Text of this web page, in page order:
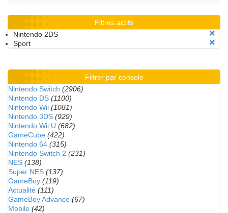
Filtres actifs
Nintendo 2DS
Sport
Filtrer par console
Nintendo Switch (2906)
Nintendo DS (1100)
Nintendo Wii (1081)
Nintendo 3DS (929)
Nintendo Wii U (682)
GameCube (422)
Nintendo 64 (315)
Nintendo Switch 2 (231)
NES (138)
Super NES (137)
GameBoy (119)
Actualité (111)
GameBoy Advance (67)
Mobile (42)